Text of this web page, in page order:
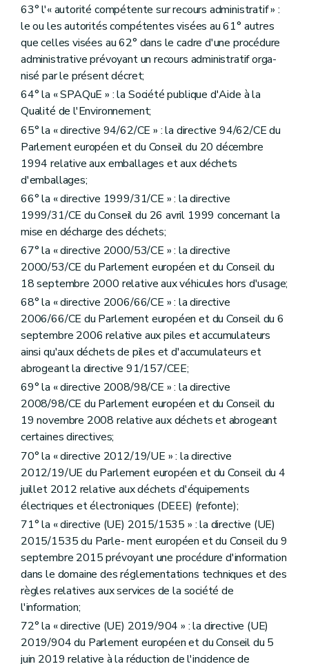
63° l'« autorité compétente sur recours administratif » :
le ou les autorités compétentes visées au 61° autres
que celles visées au 62° dans le cadre d'une procédure
administrative prévoyant un recours administratif orga-
nisé par le présent décret;
64° la « SPAQuE » : la Société publique d'Aide à la
Qualité de l'Environnement;
65° la « directive 94/62/CE » : la directive 94/62/CE du
Parlement européen et du Conseil du 20 décembre
1994 relative aux emballages et aux déchets
d'emballages;
66° la « directive 1999/31/CE » : la directive
1999/31/CE du Conseil du 26 avril 1999 concernant la
mise en décharge des déchets;
67° la « directive 2000/53/CE » : la directive
2000/53/CE du Parlement européen et du Conseil du
18 septembre 2000 relative aux véhicules hors d'usage;
68° la « directive 2006/66/CE » : la directive
2006/66/CE du Parlement européen et du Conseil du 6
septembre 2006 relative aux piles et accumulateurs
ainsi qu'aux déchets de piles et d'accumulateurs et
abrogeant la directive 91/157/CEE;
69° la « directive 2008/98/CE » : la directive
2008/98/CE du Parlement européen et du Conseil du
19 novembre 2008 relative aux déchets et abrogeant
certaines directives;
70° la « directive 2012/19/UE » : la directive
2012/19/UE du Parlement européen et du Conseil du 4
juillet 2012 relative aux déchets d'équipements
électriques et électroniques (DEEE) (refonte);
71° la « directive (UE) 2015/1535 » : la directive (UE)
2015/1535 du Parle- ment européen et du Conseil du 9
septembre 2015 prévoyant une procédure d'information
dans le domaine des réglementations techniques et des
règles relatives aux services de la société de
l'information;
72° la « directive (UE) 2019/904 » : la directive (UE)
2019/904 du Parlement européen et du Conseil du 5
juin 2019 relative à la réduction de l'incidence de